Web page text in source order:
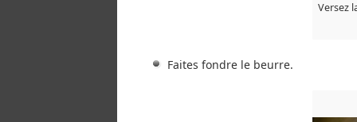
Versez
Faites fondre le beurre.